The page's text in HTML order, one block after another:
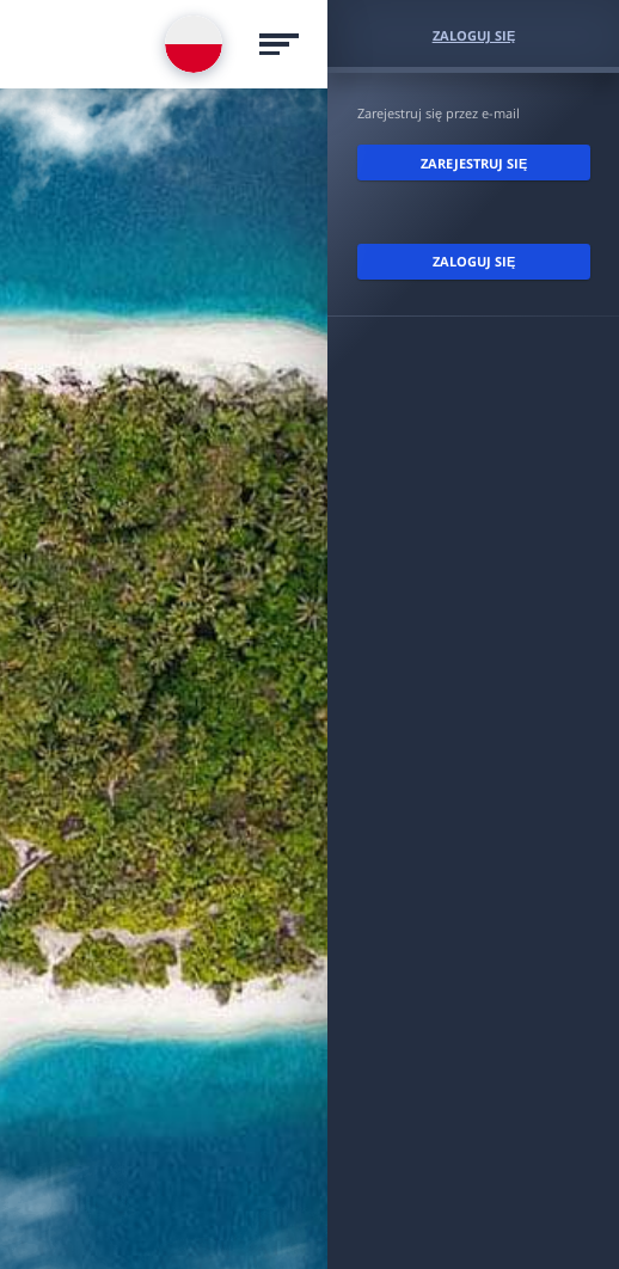
ZALOGUJ SIĘ
Zarejestruj się przez e-mail
ZAREJESTRUJ SIĘ
ZALOGUJ SIĘ